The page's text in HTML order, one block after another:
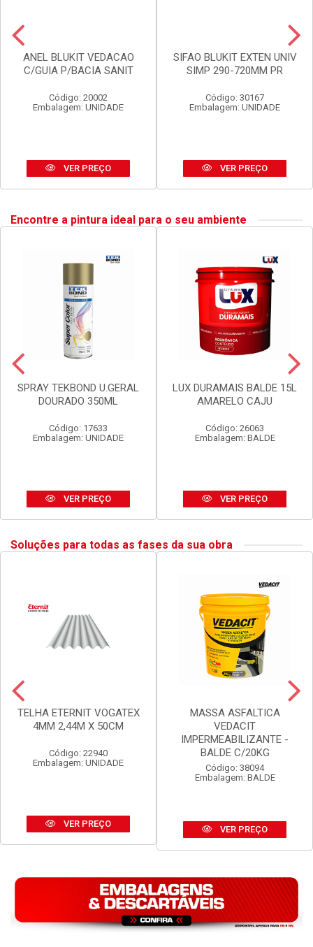
ANEL BLUKIT VEDACAO
C/GUIA P/BACIA SANIT
Código: 20002
Embalagem: UNIDADE
VER PREÇO
SIFAO BLUKIT EXTEN UNIV
SIMP 290-720MM PR
Código: 30167
Embalagem: UNIDADE
VER PREÇO
Encontre a pintura ideal para o seu ambiente
SPRAY TEKBOND U.GERAL
DOURADO 350ML
Código: 17633
Embalagem: UNIDADE
VER PREÇO
LUX DURAMAIS BALDE 15L
AMARELO CAJU
Código: 26063
Embalagem: BALDE
VER PREÇO
Soluções para todas as fases da sua obra
TELHA ETERNIT VOGATEX
4MM 2,44M X 50CM
Código: 22940
Embalagem: UNIDADE
VER PREÇO
MASSA ASFALTICA
VEDACIT
IMPERMEABILIZANTE -
BALDE C/20KG
Código: 38094
Embalagem: BALDE
VER PREÇO